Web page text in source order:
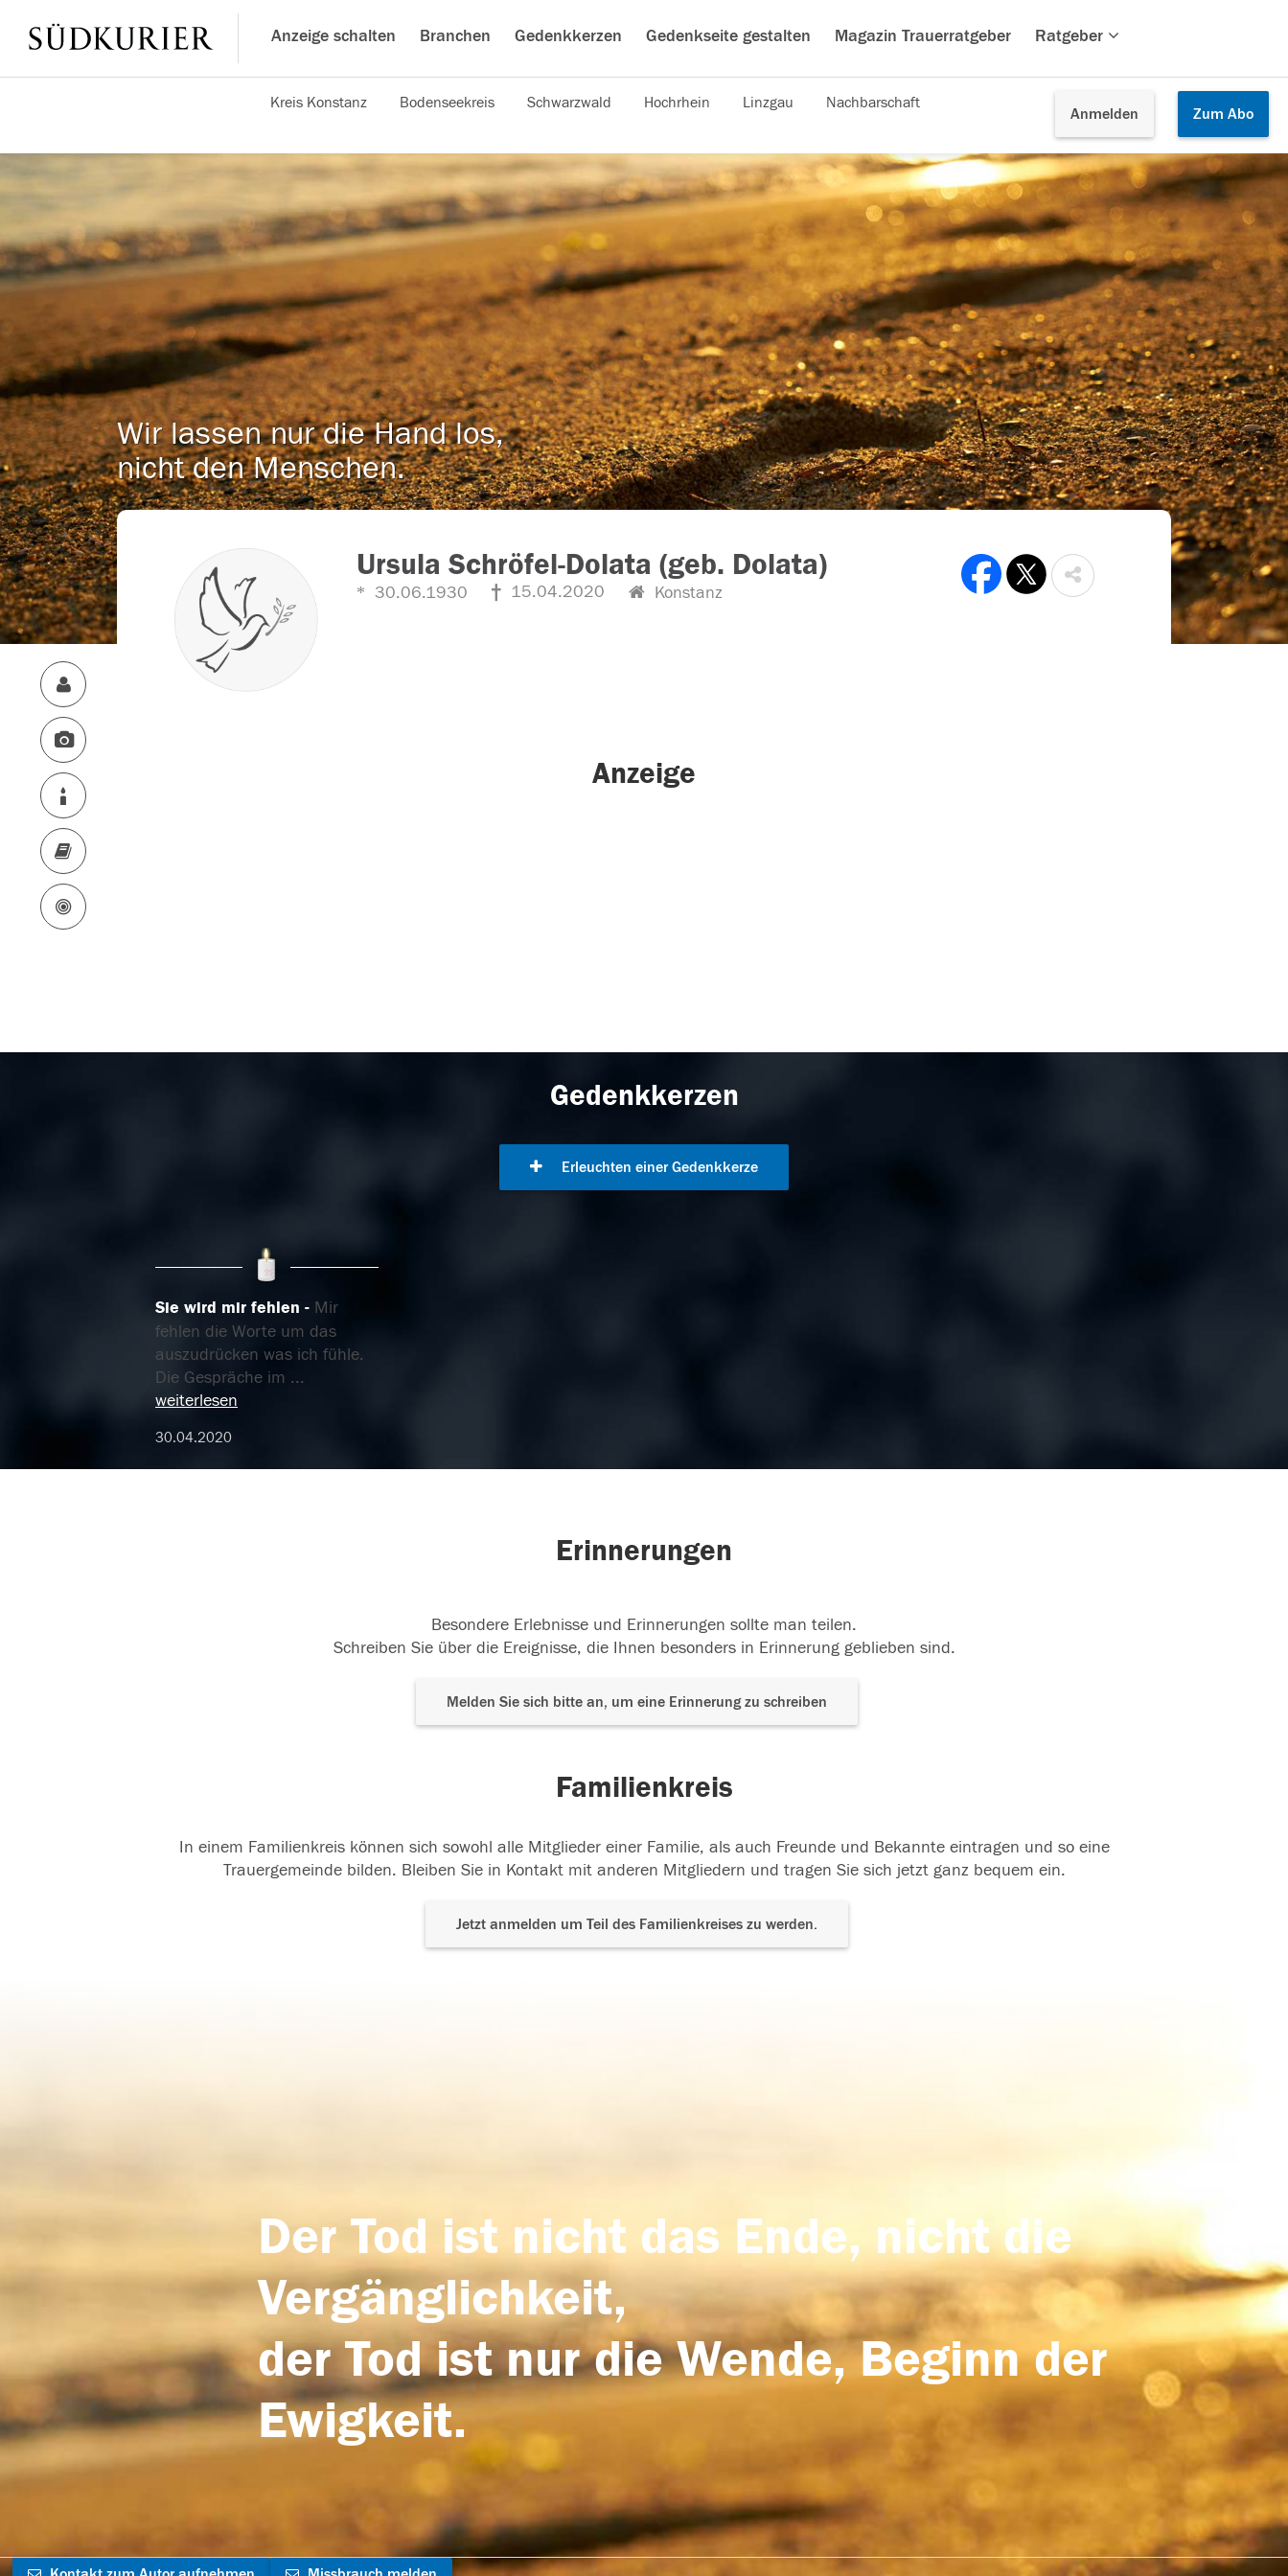
Anzeige schalten Branchen Gedenkkerzen Gedenkseite gestalten Magazin Trauerratgeber Ratgeber
Anmelden Zum Abo
Kreis Konstanz Bodenseekreis Schwarzwald Hochrhein Linzgau Nachbarschaft
Wir lassen nur die Hand los,
nicht den Menschen.
Ursula Schröfel-Dolata (geb. Dolata)
30.06.1930 15.04.2020 Konstanz
Anzeige
Gedenkkerzen
Erleuchten einer Gedenkkerze
Sie wird mir fehlen
Mir
fehlen die Worte um das
auszudrücken was ich fühle.
Die Gespräche im ...
weiterlesen
30.04.2020
Erinnerungen
Besondere Erlebnisse und Erinnerungen sollte man teilen.
Schreiben Sie über die Ereignisse, die Ihnen besonders in Erinnerung geblieben sind.
Melden Sie sich bitte an, um eine Erinnerung zu schreiben
Familienkreis
In einem Familienkreis können sich sowohl alle Mitglieder einer Familie, als auch Freunde und Bekannte eintragen und so eine
Trauergemeinde bilden. Bleiben Sie in Kontakt mit anderen Mitgliedern und tragen Sie sich jetzt ganz bequem ein.
Jetzt anmelden um Teil des Familienkreises zu werden.
Der Tod ist nicht das Ende, nicht die
Vergänglichkeit,
der Tod ist nur die Wende, Beginn der
Ewigkeit.